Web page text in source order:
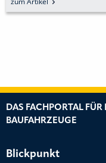
DAS FACHPORTAL
BAUFAHRZEUGE
Blickpunkt